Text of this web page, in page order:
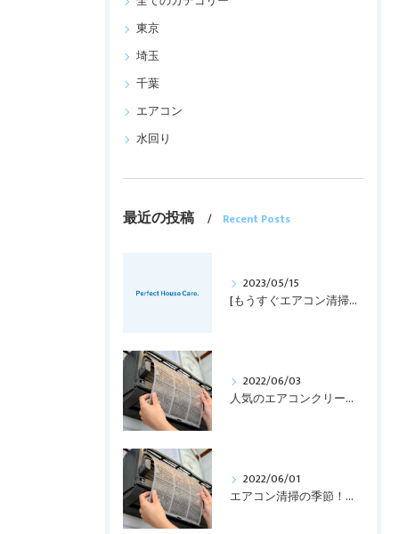
東京
埼玉
千葉
エアコン
水回り
最近の投稿 Recent Posts
2023/05/15
[もうすぐエアコン清掃の時期！！]
2022/06/03
人気のエアコンクリーニング！！
2022/06/01
エアコン清掃の季節！！！